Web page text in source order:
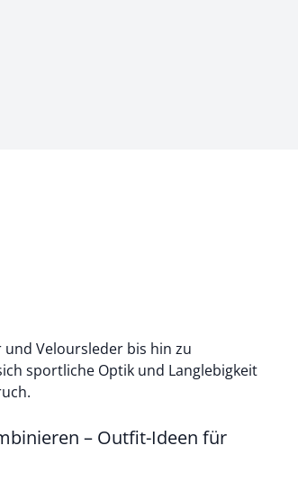
Veloursleder bis hin zu
sportliche Optik und Langlebigkeit
– Outfit-Ideen für